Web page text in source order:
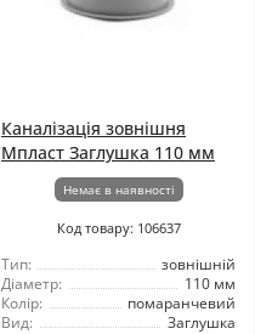
Каналізація зовнішня
Мпласт Заглушка 110 мм
Немає в наявності
Код товару: 106637
Тип:
зовнішній
Діаметр:
110 мм
Колір:
помаранчевий
Вид:
Заглушка